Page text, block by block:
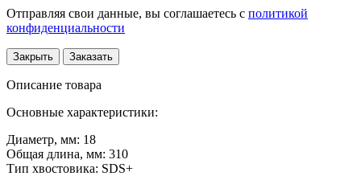
Отправляя свои данные, вы соглашаетесь с политикой
конфиденциальности
Закрыть Заказать
Описание товара
Основные характеристики:
Диаметр, мм: 18
Общая длина, мм: 310
Тип хвостовика: SDS+